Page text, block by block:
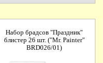
Набор брадсов "Праздник"
блистер 26 шт. ("Mr. Painter"
BRD026/01)